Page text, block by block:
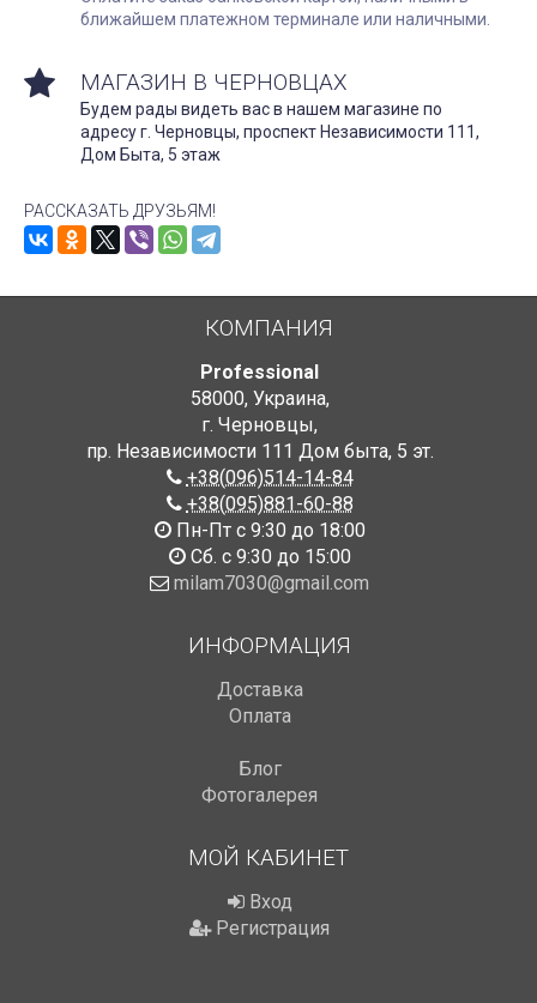
ближайшем платежном терминале или наличными.
МАГАЗИН В ЧЕРНОВЦАХ
Будем рады видеть вас в нашем магазине по
адресу г. Черновцы, проспект Независимости 111,
Дом Быта, 5 этаж
РАССКАЗАТЬ ДРУЗЬЯМ!
КОМПАНИЯ
Professional
58000, Украина,
г. Черновцы,
пр. Независимости 111 Дом быта, 5 эт.
+38(096)514-14-84
+38(095)881-60-88
Пн-Пт с 9:30 до 18:00
Сб. с 9:30 до 15:00
milam7030@gmail.com
ИНФОРМАЦИЯ
Доставка
Оплата
Блог
Фотогалерея
МОЙ КАБИНЕТ
Вход
Регистрация